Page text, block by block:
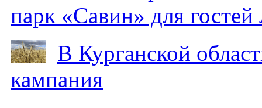
парк «Савин» для гостей
В Курганской
кампания